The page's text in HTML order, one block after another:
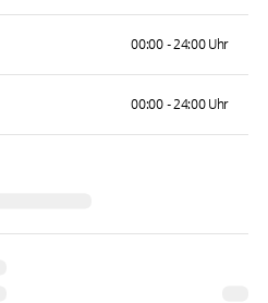
00:00 - 24:00 Uhr
00:00 - 24:00 Uhr